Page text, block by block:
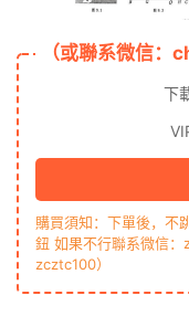
（或聯系微信
下
購買須知：下單後，不
鈕 如果不行聯系微信：
zcztc100）